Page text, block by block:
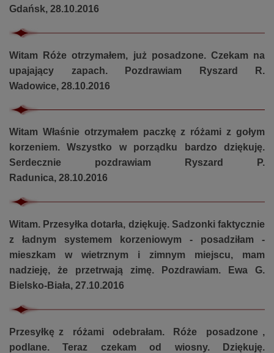
Gdańsk, 28.10.2016
Witam Róże otrzymałem, już posadzone. Czekam na
upajający zapach. Pozdrawiam Ryszard R.
Wadowice, 28.10.2016
Witam Właśnie otrzymałem paczkę z różami z gołym
korzeniem. Wszystko w porządku bardzo dziękuję.
Serdecznie pozdrawiam Ryszard P.
Radunica, 28.10.2016
Witam. Przesyłka dotarła, dziękuję. Sadzonki faktycznie
z ładnym systemem korzeniowym - posadziłam -
mieszkam w wietrznym i zimnym miejscu, mam
nadzieję, że przetrwają zimę. Pozdrawiam. Ewa G.
Bielsko-Biała, 27.10.2016
Przesyłkę z różami odebrałam. Róże posadzone ,
podlane. Teraz czekam od wiosny. Dziękuję.